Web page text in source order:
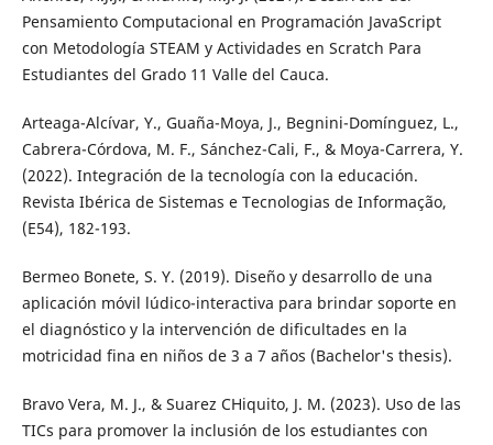
Pensamiento Computacional en Programación JavaScript
con Metodología STEAM y Actividades en Scratch Para
Estudiantes del Grado 11 Valle del Cauca.
Arteaga-Alcívar, Y., Guaña-Moya, J., Begnini-Domínguez, L.,
Cabrera-Córdova, M. F., Sánchez-Cali, F., & Moya-Carrera, Y.
(2022). Integración de la tecnología con la educación.
Revista Ibérica de Sistemas e Tecnologias de Informação,
(E54), 182-193.
Bermeo Bonete, S. Y. (2019). Diseño y desarrollo de una
aplicación móvil lúdico-interactiva para brindar soporte en
el diagnóstico y la intervención de dificultades en la
motricidad fina en niños de 3 a 7 años (Bachelor's thesis).
Bravo Vera, M. J., & Suarez CHiquito, J. M. (2023). Uso de las
TICs para promover la inclusión de los estudiantes con